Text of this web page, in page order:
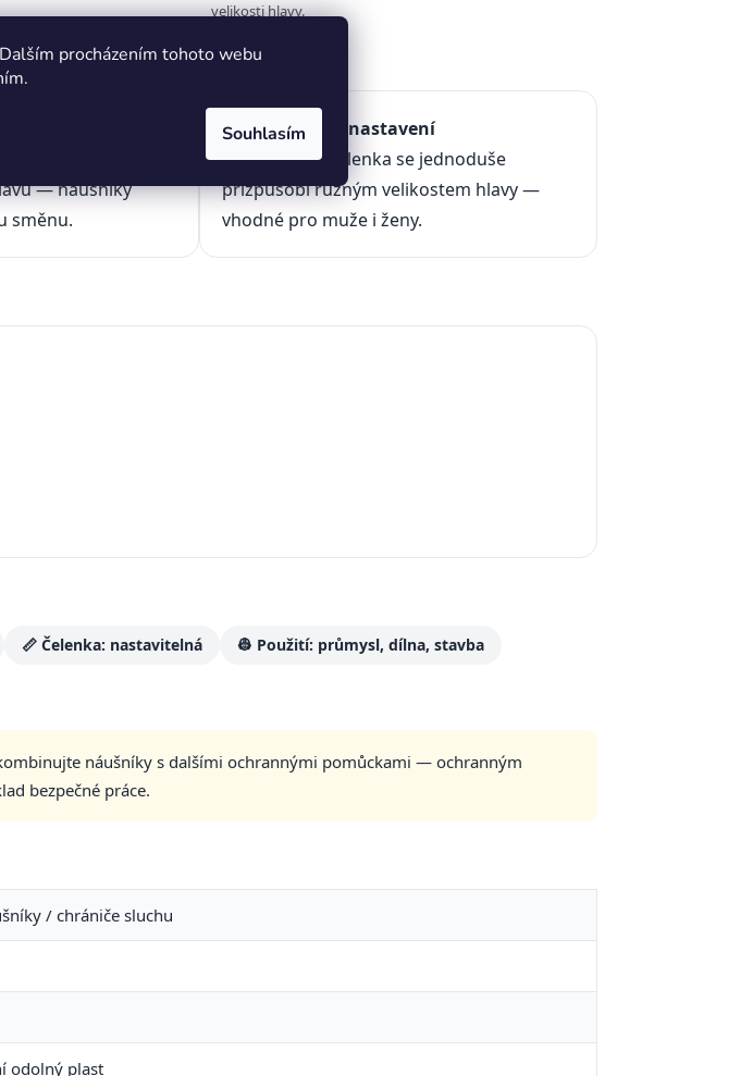
procházením tohoto webu
Souhlasím
velikosti hlavy.
tvar ucha a
— náušníky
směnu.
🔧 Univerzální nastavení
Nastavitelná čelenka se jednoduše
přizpůsobí různým velikostem hlavy —
vhodné pro muže i ženy.
📏 Čelenka: nastavitelná
👷 Použití: průmysl, dílna, stavba
náušníky s dalšími ochrannými pomůckami — ochranným
bezpečné práce.
/ chrániče sluchu
odolný plast